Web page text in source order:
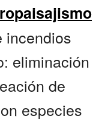
incendios
eliminación
de
especies